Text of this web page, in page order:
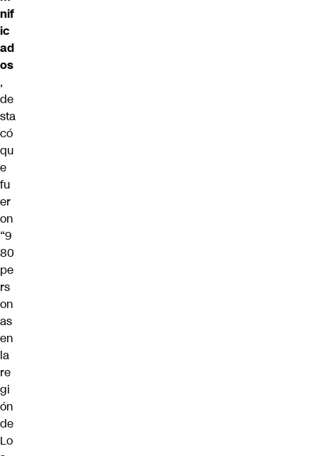
nif
ic
ad
os
,
de
sta
có
qu
e
fu
er
on
“9
80
pe
rs
on
as
en
la
re
gi
ón
de
Lo